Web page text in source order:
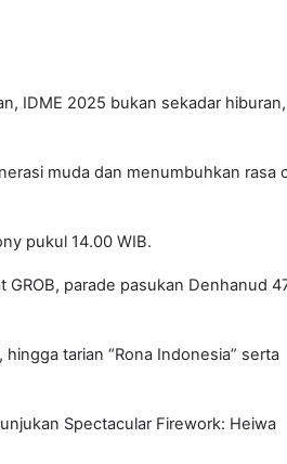
IDME 2025 bukan sekadar hiburan,
muda dan menumbuhkan rasa
pukul 14.00 WIB.
parade pasukan Denhanud
tarian “Rona Indonesia” serta
Spectacular Firework: Heiwa